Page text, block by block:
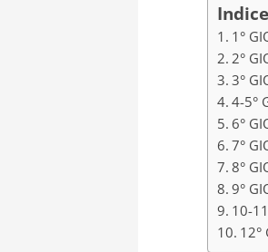
1°
2°
3°
4-5°
6°
7°
8°
9°
10-
12°